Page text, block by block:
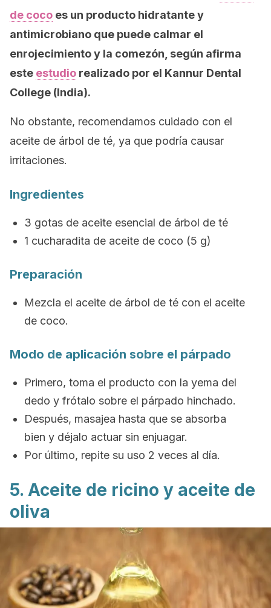
de coco es un producto hidratante y
antimicrobiano que puede calmar el
enrojecimiento y la comezón, según afirma
este estudio realizado por el Kannur Dental
College (India).
No obstante, recomendamos cuidado con el
aceite de árbol de té, ya que podría causar
irritaciones.
Ingredientes
3 gotas de aceite esencial de árbol de té
1 cucharadita de aceite de coco (5 g)
Preparación
Mezcla el aceite de árbol de té con el aceite
de coco.
Modo de aplicación sobre el párpado
Primero, toma el producto con la yema del
dedo y frótalo sobre el párpado hinchado.
Después, masajea hasta que se absorba
bien y déjalo actuar sin enjuagar.
Por último, repite su uso 2 veces al día.
5. Aceite de ricino y aceite de
oliva